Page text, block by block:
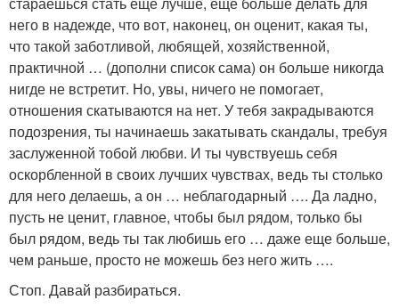
него в надежде, что вот, наконец, он оценит, какая ты,
что такой заботливой, любящей, хозяйственной,
практичной … (дополни список сама) он больше никогда
нигде не встретит. Но, увы, ничего не помогает,
отношения скатываются на нет. У тебя закрадываются
подозрения, ты начинаешь закатывать скандалы, требуя
заслуженной тобой любви. И ты чувствуешь себя
оскорбленной в своих лучших чувствах, ведь ты столько
для него делаешь, а он … неблагодарный …. Да ладно,
пусть не ценит, главное, чтобы был рядом, только бы
был рядом, ведь ты так любишь его … даже еще больше,
чем раньше, просто не можешь без него жить ….
Стоп. Давай разбираться.